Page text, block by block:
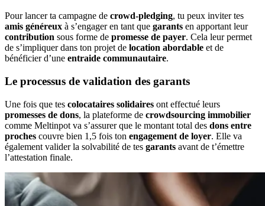
Pour lancer ta campagne de crowd-pledging, tu peux inviter tes
amis généreux à s’engager en tant que garants en apportant leur
contribution sous forme de promesse de payer. Cela leur permet
de s’impliquer dans ton projet de location abordable et de
bénéficier d’une entraide communautaire.
Le processus de validation des garants
Une fois que tes colocataires solidaires ont effectué leurs
promesses de dons, la plateforme de crowdsourcing immobilier
comme Meltinpot va s’assurer que le montant total des dons entre
proches couvre bien 1,5 fois ton engagement de loyer. Elle va
également valider la solvabilité de tes garants avant de t’émettre
l’attestation finale.